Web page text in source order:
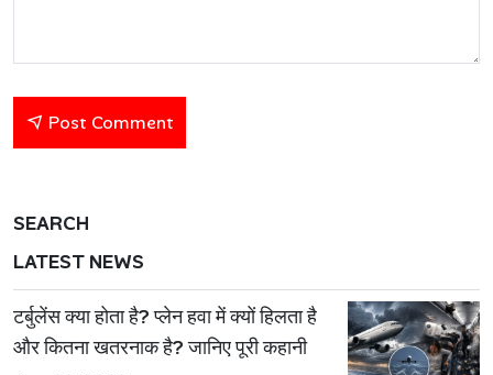
Post Comment
SEARCH
LATEST NEWS
टर्बुलेंस क्या होता है? प्लेन हवा में क्यों हिलता है
और कितना खतरनाक है? जानिए पूरी कहानी